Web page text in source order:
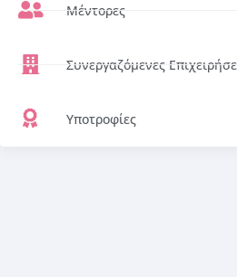
Μέντορες
Συνεργαζόμενες
Υποτροφίες